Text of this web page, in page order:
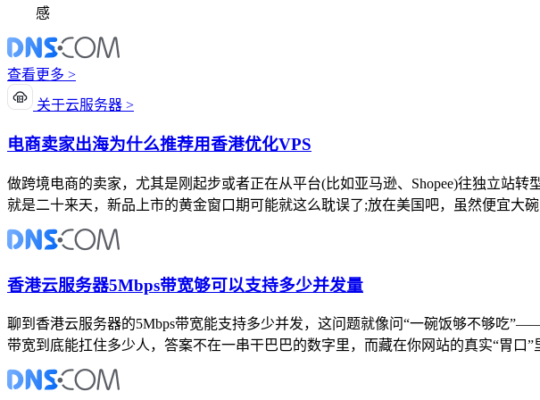
感
查看更多 >
关于云服务器 >
电商卖家出海为什么推荐用香港优化VPS
做跨境电商的卖家，尤其是刚起步或者正在从平台(比如亚马逊、Shopee)往独立站
就是二十来天，新品上市的黄金窗口期可能就这么耽误了;放在美国吧，虽然便宜大
香港云服务器5Mbps带宽够可以支持多少并发量
聊到香港云服务器的5Mbps带宽能支持多少并发，这问题就像问“一碗饭够不够吃
带宽到底能扛住多少人，答案不在一串干巴巴的数字里，而藏在你网站的真实“胃口”